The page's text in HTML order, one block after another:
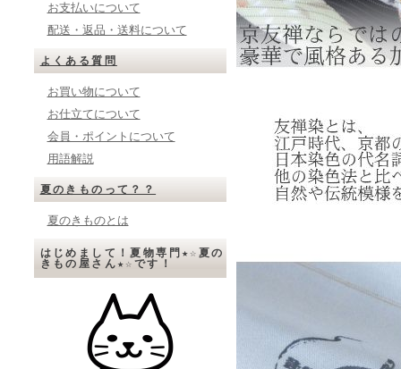
お支払いについて
配送・返品・送料について
よくある質問
お買い物について
お仕立てについて
会員・ポイントについて
用語解説
夏のきものって？？
夏のきものとは
はじめまして！夏物専門★☆夏の
きもの屋さん★☆です！